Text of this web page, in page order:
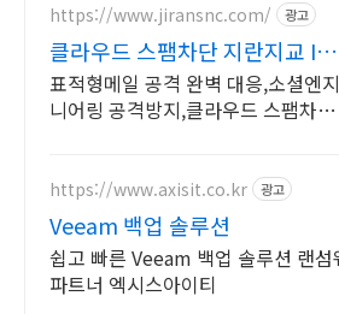
https://www.jiransnc.com/ 광고
클라우드 스팸차단 지란지교 IT
보안솔루션 전문기업
표적형메일 공격 완벽 대응,소셜엔지
니어링 공격방지,클라우드 스팸차단
https://www.axisit.co.kr 광고
Veeam 백업 솔루션
쉽고 빠른 Veeam 백업 솔루션 랜섬웨어 걱정 끝 공식
파트너 엑시스아이티